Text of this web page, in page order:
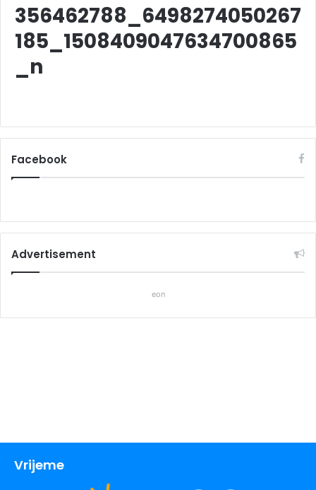
356462788_6498274050267
185_1508409047634700865
_n
Facebook
Advertisement
eon
Vrijeme